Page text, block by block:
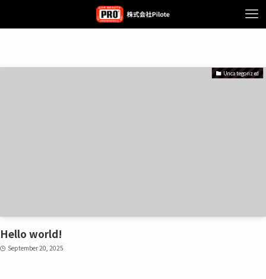
Uncategorized
Hello world!
September 20, 2025